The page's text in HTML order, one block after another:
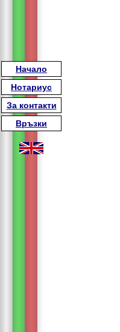
Начало
Нотариус
За контакти
Връзки